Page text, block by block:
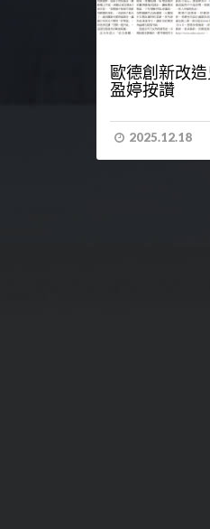
歐德創新改
盈婷按讚
2025.12.18